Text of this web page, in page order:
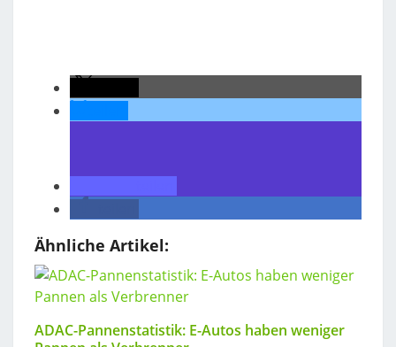
Ähnliche Artikel:
ADAC-Pannenstatistik: E-Autos haben weniger